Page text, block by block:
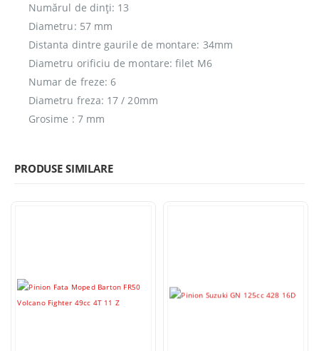
Numărul de dinți: 13
Diametru: 57 mm
Distanta dintre gaurile de montare: 34mm
Diametru orificiu de montare: filet M6
Numar de freze: 6
Diametru freza: 17 / 20mm
Grosime : 7 mm
PRODUSE SIMILARE